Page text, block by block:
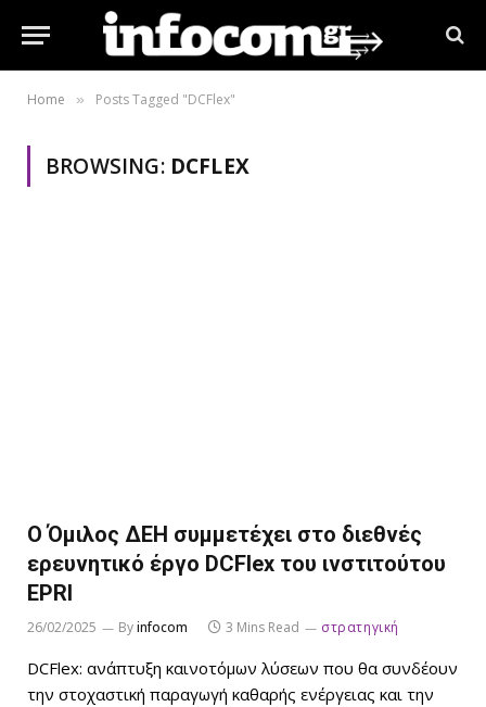
Home » Posts Tagged "DCFlex"
BROWSING: DCFLEX
Ο Όμιλος ΔΕΗ συμμετέχει στο διεθνές
ερευνητικό έργο DCFlex του ινστιτούτου
EPRI
26/02/2025 Byinfocom 3 Mins Read στρατηγική
DCFlex: ανάπτυξη καινοτόμων λύσεων που θα συνδέουν
την στοχαστική παραγωγή καθαρής ενέργειας και την